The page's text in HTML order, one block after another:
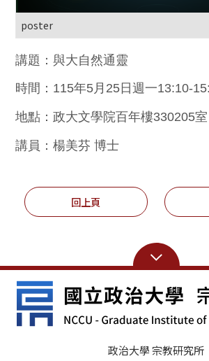
poster
講題 ：與大自然通靈
時間 ： 115年5月 25 日週一13:10-
地點 ：政大文學院百年樓330205室
講員 ：楊美芬 博士
回上頁
政治大學 宗教研究所